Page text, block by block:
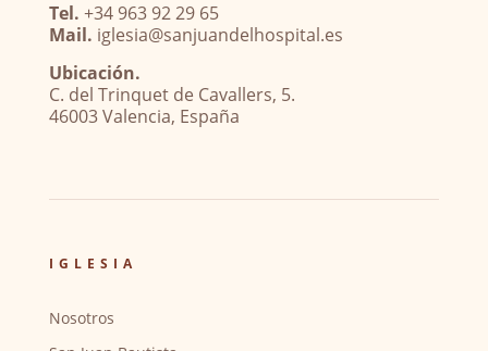
Tel. +34 963 92 29 65
Mail. iglesia@sanjuandelhospital.es
Ubicación.
C. del Trinquet de Cavallers, 5.
46003 Valencia, España
IGLESIA
Nosotros